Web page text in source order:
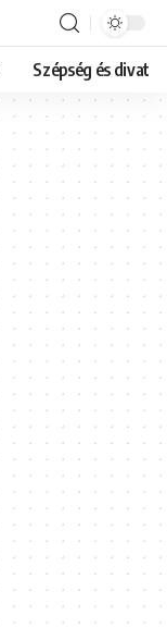
Szépség és divat